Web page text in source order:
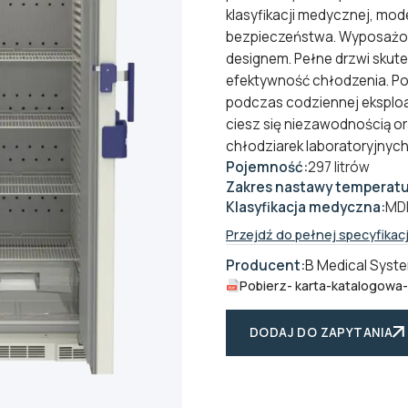
klasyfikacji medycznej,
bezpieczeństwa.
designem. Pełne drzwi
efektywność chłodzenia.
podczas codziennej
ciesz się niezawodnością
chłodziarek
Pojemność:297 litrów
Zakres nastawy
Klasyfikacja medyczna:
Przejdź do pełnej
Producent:B Medical
Pobierz- karta-
DODAJ DO ZAPYTANIA